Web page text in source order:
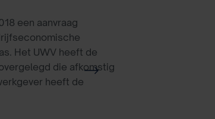
een aanvraag
Het UWV heeft de
die afkomstig
heeft de